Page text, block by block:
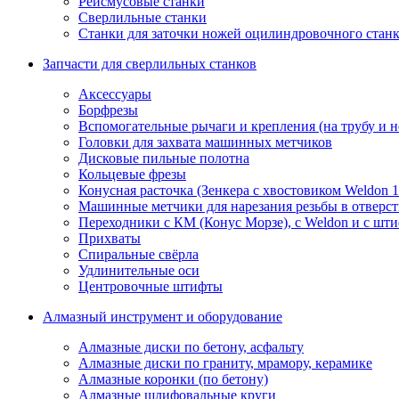
Сверлильные станки
Станки для заточки ножей оцилиндровочного
Запчасти для сверлильных станков
Аксессуары
Борфрезы
Вспомогательные рычаги и крепления (на трубу и
Головки для захвата машинных метчиков
Дисковые пильные полотна
Кольцевые фрезы
Конусная расточка (Зенкера с хвостовиком Weldon
Машинные метчики для нарезания резьбы в
Переходники с КМ (Конус Морзе), с Weldon и с
Прихваты
Спиральные свёрла
Удлинительные оси
Центровочные штифты
Алмазный инструмент и оборудование
Алмазные диски по бетону, асфальту
Алмазные диски по граниту, мрамору, керамике
Алмазные коронки (по бетону)
Алмазные шлифовальные круги